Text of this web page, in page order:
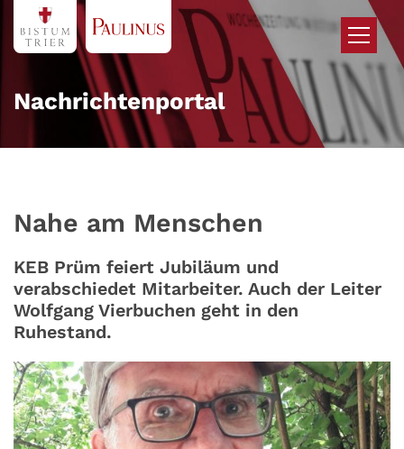
Zum Inhalt springen
Nachrichtenportal
Nahe am Menschen
KEB Prüm feiert Jubiläum und
verabschiedet Mitarbeiter. Auch der Leiter
Wolfgang Vierbuchen geht in den
Ruhestand.